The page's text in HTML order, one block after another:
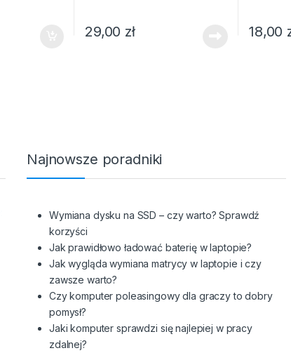
29,00 zł 18,00
Najnowsze poradniki
Wymiana dysku na SSD – czy warto? Sprawdź
korzyści
Jak prawidłowo ładować baterię w laptopie?
Jak wygląda wymiana matrycy w laptopie i czy
zawsze warto?
Czy komputer poleasingowy dla graczy to dobry
pomysł?
Jaki komputer sprawdzi się najlepiej w pracy
zdalnej?